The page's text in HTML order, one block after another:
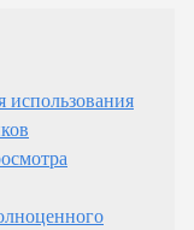
использования